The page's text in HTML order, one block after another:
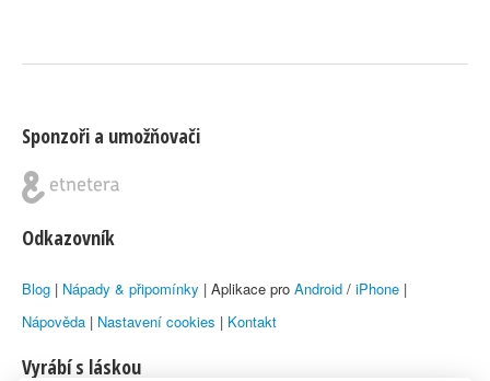
Sponzoři a umožňovači
Odkazovník
Blog | Nápady & připomínky | Aplikace pro Android / iPhone |
Nápověda | Nastavení cookies | Kontakt
Vyrábí s láskou